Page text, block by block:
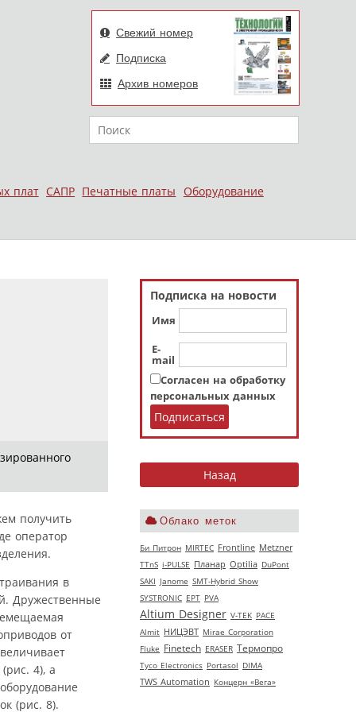
Свежий номер
Подписка
Архив номеров
Поиск
плат САПР Печатные платы
Оборудование
Подписка на новости
Имя
E-
mail
Согласен на обработку
персональных данных
Облако меток
Би Питрон MIRTEC Frontline Metzner
TTnS i-PULSE Планар Optilia DuPont
SAKI Janome SMT-Hybrid Show
SYSTRONIC EPT PVA
Altium Designer V‑TEK РАСЕ
Almit НИЦЭВТ Mirae Corporation
Fluke Finetech ERASER Термопро
Tyco Electronics Portasol DIMA
TWS Automation Концерн «Вега»
получить
оператор
в
Дружественные
от
4), а
(рис. 8).